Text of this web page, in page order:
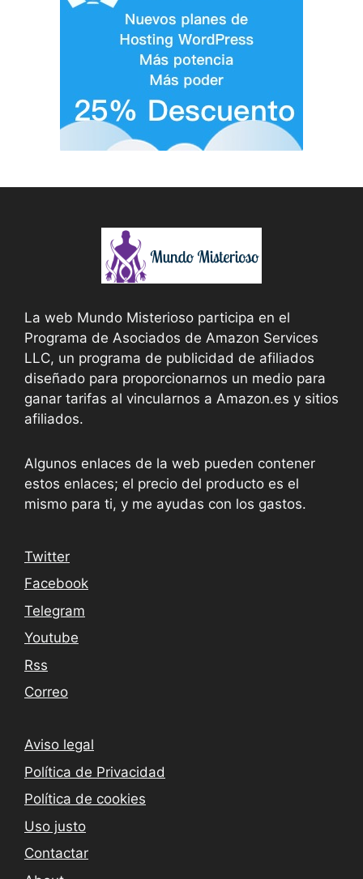
La web Mundo Misterioso participa en el
Programa de Asociados de Amazon Services
LLC, un programa de publicidad de afiliados
diseñado para proporcionarnos un medio para
ganar tarifas al vincularnos a Amazon.es y sitios
afiliados.
Algunos enlaces de la web pueden contener
estos enlaces; el precio del producto es el
mismo para ti, y me ayudas con los gastos.
Twitter
Facebook
Telegram
Youtube
Rss
Correo
Aviso legal
Política de Privacidad
Política de cookies
Uso justo
Contactar